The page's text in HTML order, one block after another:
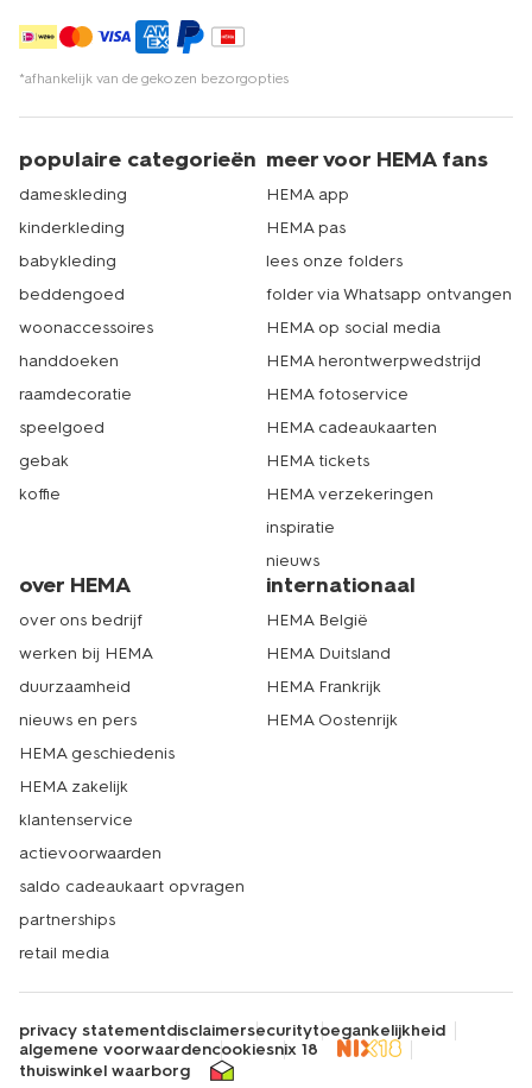
*afhankelijk van de gekozen bezorgopties
populaire categorieën
dameskleding
kinderkleding
babykleding
beddengoed
woonaccessoires
handdoeken
raamdecoratie
speelgoed
gebak
koffie
meer voor HEMA fans
HEMA app
HEMA pas
lees onze folders
folder via Whatsapp ontvangen
HEMA op social media
HEMA herontwerpwedstrijd
HEMA fotoservice
HEMA cadeaukaarten
HEMA tickets
HEMA verzekeringen
inspiratie
nieuws
over HEMA
over ons bedrijf
werken bij HEMA
duurzaamheid
nieuws en pers
HEMA geschiedenis
HEMA zakelijk
klantenservice
actievoorwaarden
saldo cadeaukaart opvragen
partnerships
retail media
internationaal
HEMA België
HEMA Duitsland
HEMA Frankrijk
HEMA Oostenrijk
privacy statementdisclaimersecuritytoegankelijkheid
algemene voorwaardencookiesnix 18
thuiswinkel waarborg